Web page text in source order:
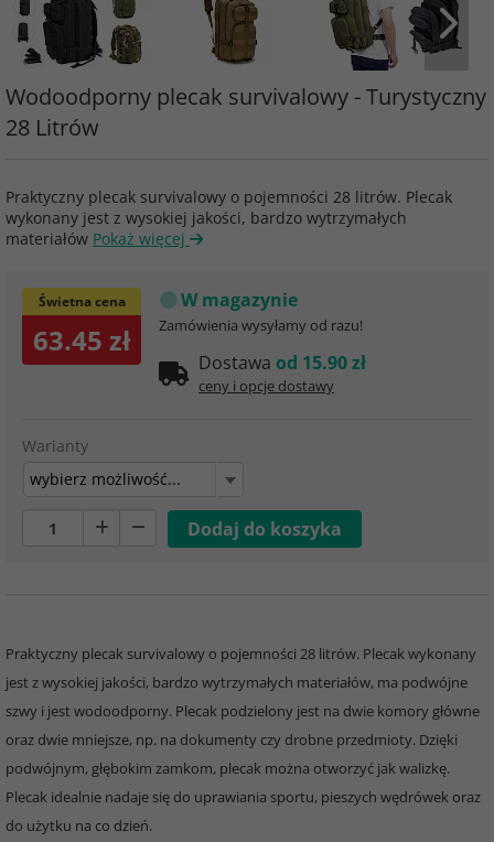
Wodoodporny plecak survivalowy - Turystyczny
28 Litrów
Praktyczny plecak survivalowy o pojemności 28 litrów. Plecak
wykonany jest z wysokiej jakości, bardzo wytrzymałych
materiałów Pokaż więcej
Świetna cena
63.45 zł
W magazynie
Zamówienia wysyłamy od razu!
Dostawa od 15.90 zł
ceny i opcje dostawy
Warianty
wybierz możliwość...
Praktyczny plecak survivalowy o pojemności 28 litrów. Plecak wykonany
jest z wysokiej jakości, bardzo wytrzymałych materiałów, ma podwójne
szwy i jest wodoodporny. Plecak podzielony jest na dwie komory główne
oraz dwie mniejsze, np. na dokumenty czy drobne przedmioty. Dzięki
podwójnym, głębokim zamkom, plecak można otworzyć jak walizkę.
Plecak idealnie nadaje się do uprawiania sportu, pieszych wędrówek oraz
do użytku na co dzień.